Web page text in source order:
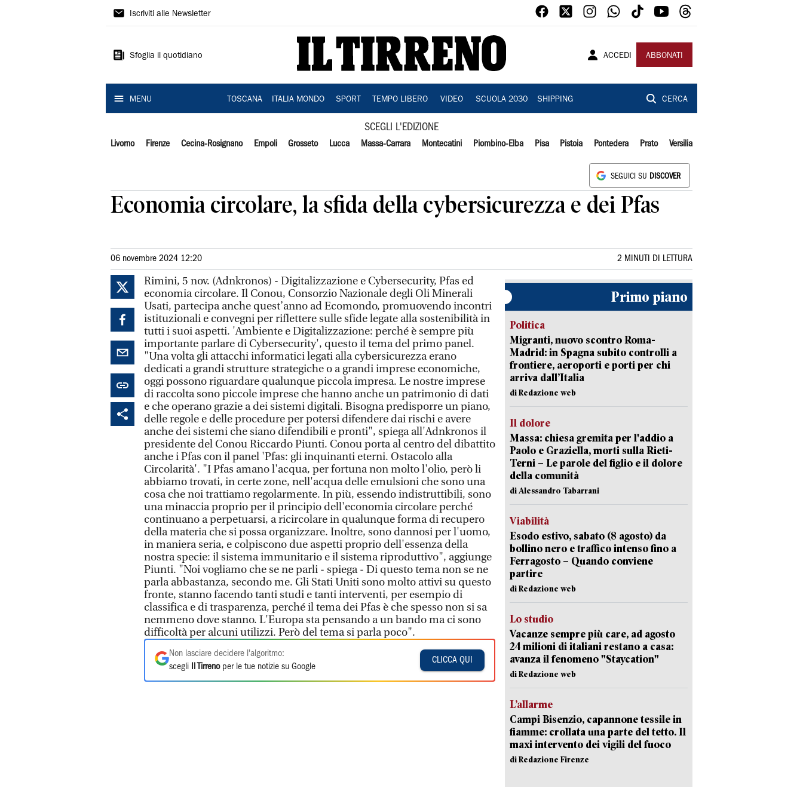
Il
Iscriviti alle Newsletter
Sfoglia il quotidiano ACCEDI ABBONATI
MENU TOSCANA ITALIA MONDO SPORT TEMPO LIBERO VIDEO SCUOLA 2030 SHIPPING CERCA
SCEGLI L'EDIZIONE
Livorno Firenze Cecina-Rosignano Empoli Grosseto Lucca Massa-Carrara Montecatini Piombino-Elba Pisa Pistoia Pontedera Prato Versilia
SEGUICI SU DISCOVER
Economia circolare, la sfida della cybersicurezza e dei Pfas
06 novembre 2024 12:20 2 MINUTI DI LETTURA
Rimini, 5 nov. (Adnkronos) - Digitalizzazione e Cybersecurity, Pfas ed
economia circolare. Il Conou, Consorzio Nazionale degli Oli Minerali
Usati, partecipa anche quest’anno ad Ecomondo, promuovendo incontri
istituzionali e convegni per riflettere sulle sfide legate alla sostenibilità in
tutti i suoi aspetti. 'Ambiente e Digitalizzazione: perché è sempre più
importante parlare di Cybersecurity', questo il tema del primo panel.
"Una volta gli attacchi informatici legati alla cybersicurezza erano
dedicati a grandi strutture strategiche o a grandi imprese economiche,
oggi possono riguardare qualunque piccola impresa. Le nostre imprese
di raccolta sono piccole imprese che hanno anche un patrimonio di dati
e che operano grazie a dei sistemi digitali. Bisogna predisporre un piano,
delle regole e delle procedure per potersi difendere dai rischi e avere
anche dei sistemi che siano difendibili e pronti", spiega all'Adnkronos il
presidente del Conou Riccardo Piunti. Conou porta al centro del dibattito
anche i Pfas con il panel 'Pfas: gli inquinanti eterni. Ostacolo alla
Circolarità'. "I Pfas amano l'acqua, per fortuna non molto l'olio, però li
abbiamo trovati, in certe zone, nell'acqua delle emulsioni che sono una
cosa che noi trattiamo regolarmente. In più, essendo indistruttibili, sono
una minaccia proprio per il principio dell'economia circolare perché
continuano a perpetuarsi, a ricircolare in qualunque forma di recupero
della materia che si possa organizzare. Inoltre, sono dannosi per l'uomo,
in maniera seria, e colpiscono due aspetti proprio dell'essenza della
nostra specie: il sistema immunitario e il sistema riproduttivo", aggiunge
Piunti. "Noi vogliamo che se ne parli - spiega - Di questo tema non se ne
parla abbastanza, secondo me. Gli Stati Uniti sono molto attivi su questo
fronte, stanno facendo tanti studi e tanti interventi, per esempio di
classifica e di trasparenza, perché il tema dei Pfas è che spesso non si sa
nemmeno dove stanno. L'Europa sta pensando a un bando ma ci sono
difficoltà per alcuni utilizzi. Però del tema si parla poco".
Non lasciare decidere l'algoritmo:
scegli
Il Tirrenoper le tue notizie su Google
CLICCA QUI
Primo piano
Politica
Migranti, nuovo scontro Roma-
Madrid: in Spagna subito controlli a
frontiere, aeroporti e porti per chi
arriva dall’Italia
di Redazione web
Il dolore
Massa: chiesa gremita per l'addio a
Paolo e Graziella, morti sulla Rieti-
Terni – Le parole del figlio e il dolore
della comunità
di Alessandro Tabarrani
Viabilità
Esodo estivo, sabato (8 agosto) da
bollino nero e traffico intenso fino a
Ferragosto – Quando conviene
partire
di Redazione web
Lo studio
Vacanze sempre più care, ad agosto
24 milioni di italiani restano a casa:
avanza il fenomeno "Staycation"
di Redazione web
L’allarme
Campi Bisenzio, capannone tessile in
fiamme: crollata una parte del tetto. Il
maxi intervento dei vigili del fuoco
di Redazione Firenze